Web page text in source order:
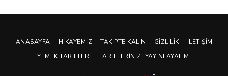
ANASAYFA HIKAYEMIZ TAKIPTE KALIN GIZLILIK
İLETIŞIM
YEMEK TARIFLERI
TARIFLERINIZI YAYINLAYALIM!